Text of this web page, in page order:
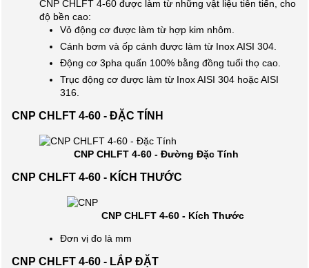
CNP CHLFT 4-60 được làm từ những vật liệu tiên tiến, cho
độ bền cao:
Vỏ động cơ được làm từ hợp kim nhôm.
Cánh bơm và ốp cánh được làm từ Inox AISI 304.
Động cơ 3pha quấn 100% bằng đồng tuổi thọ cao.
Trục động cơ được làm từ Inox AISI 304 hoặc AISI
316.
CNP CHLFT 4-60 - ĐẶC TÍNH
CNP CHLFT 4-60 - Đường Đặc Tính
CNP CHLFT 4-60 - KÍCH THƯỚC
CNP CHLFT 4-60 - Kích Thước
Đơn vị đo là mm
CNP CHLFT 4-60 - LẮP ĐẶT